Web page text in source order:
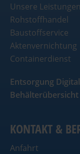
Unsere Leistungen
Rohstoffhandel
Baustoffservice
Aktenvernichtung
Containerdienst
Entsorgung Digital
Behälterübersicht
KONTAKT &
Anfahrt